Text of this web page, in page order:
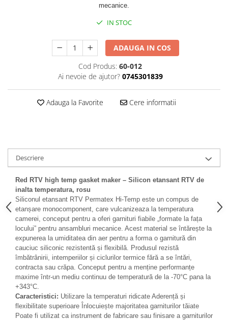
Elemente de fixare
Franghii de remorcare
Becuri si sigurante auto
Becuri auxiliare
Becuri de far
mecanice.
IN STOC
ADAUGA IN COS
Cod Produs: 60-012
Ai nevoie de ajutor? 0745301839
Adauga la Favorite Cere informatii
Descriere
Red RTV high temp gasket maker – Silicon etansant RTV de
inalta temperatura, rosu
Siliconul etansant RTV Permatex Hi-Temp este un compus de
etanșare monocomponent, care vulcanizeaza la temperatura
camerei, conceput pentru a oferi garnituri fiabile „formate la fața
locului” pentru ansambluri mecanice. Acest material se întărește la
expunerea la umiditatea din aer pentru a forma o garnitură din
cauciuc siliconic rezistentă și flexibilă. Produsul rezistă
îmbătrânirii, intemperiilor și ciclurilor termice fără a se întări,
contracta sau crăpa. Conceput pentru a menține performanțe
maxime într-un mediu continuu de temperatură de la -70°C pana la
+343°C.
Caracteristici: Utilizare la temperaturi ridicate Aderență și
flexibilitate superioare Înlocuiește majoritatea garniturilor tăiate
Poate fi utilizat ca instrument de fabricare sau finisare a garniturilor